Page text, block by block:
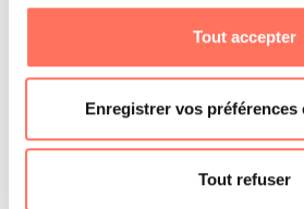
Tout accepter
Enregistrer vos préférences
Tout refuser
Maximum 2 drivers and